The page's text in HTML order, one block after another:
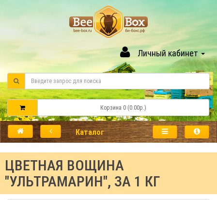
Личный кабинет
Корзина 0 (0.00р.)
Каталог
ЦВЕТНАЯ ВОЩИНА
"УЛЬТРАМАРИН", ЗА 1 КГ